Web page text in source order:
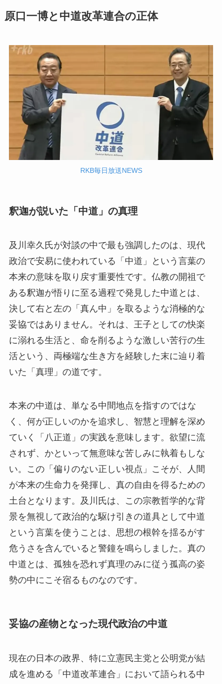
原口一博と中道改革連合の正体
RKB毎日放送NEWS
釈迦が説いた「中道」の真理
及川幸久氏が対談の中で最も強調したのは、現代
政治で安易に使われている「中道」という言葉の
本来の意味を取り戻す重要性です。仏教の開祖で
ある釈迦が悟りに至る過程で発見した中道とは、
決して右と左の「真ん中」を取るような消極的な
妥協ではありません。それは、王子としての快楽
に溺れる生活と、命を削るような激しい苦行の生
活という、両極端な生き方を経験した末に辿り着
いた「真理」の道です。
本来の中道は、単なる中間地点を指すのではな
く、何が正しいのかを追求し、智慧と理解を深め
ていく「八正道」の実践を意味します。欲望に流
されず、かといって無意味な苦しみに執着もしな
い。この「偏りのない正しい視点」こそが、人間
が本来の生命力を発揮し、真の自由を得るための
土台となります。及川氏は、この宗教哲学的な背
景を無視して政治的な駆け引きの道具として中道
という言葉を使うことは、思想の根幹を揺るがす
危うさを含んでいると警鐘を鳴らしました。真の
中道とは、孤独を恐れず真理のみに従う孤高の姿
勢の中にこそ宿るものなのです。
妥協の産物となった現代政治の中道
現在の日本の政界、特に立憲民主党と公明党が結
成を進める「中道改革連合」において語られる中